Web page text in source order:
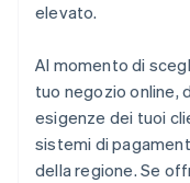
elevato.
Al momento di
tuo negozio online,
esigenze dei tuoi
sistemi di
della regione. Se